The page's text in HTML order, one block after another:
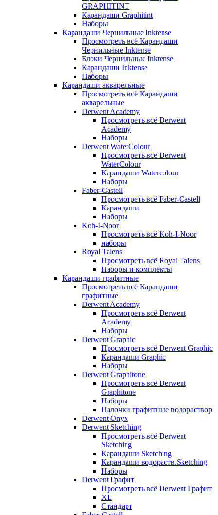
GRAPHITINT
Карандаши Graphitint
Наборы
Карандаши Чернильные Inktense
Просмотреть всё Карандаши
Чернильные Inktense
Блоки Чернильные Inktense
Карандаши Inktense
Наборы
Карандаши акварельные
Просмотреть всё Карандаши
акварельные
Derwent Academy
Просмотреть всё Derwent
Academy
Наборы
Derwent WaterColour
Просмотреть всё Derwent
WaterColour
Карандаши Watercolour
Наборы
Faber-Castell
Просмотреть всё Faber-Castell
Карандаши
Наборы
Koh-I-Noor
Просмотреть всё Koh-I-Noor
наборы
Royal Talens
Просмотреть всё Royal Talens
Наборы и комплекты
Карандаши графитные
Просмотреть всё Карандаши
графитные
Derwent Academy
Просмотреть всё Derwent
Academy
Наборы
Derwent Graphic
Просмотреть всё Derwent Graphic
Карандаши Graphic
Наборы
Derwent Graphitone
Просмотреть всё Derwent
Graphitone
Наборы
Палочки графитные водораствор
Derwent Onyx
Derwent Sketching
Просмотреть всё Derwent
Sketching
Карандаши Sketching
Карандаши водораств.Sketching
Наборы
Derwent Графит
Просмотреть всё Derwent Графит
XL
Стандарт